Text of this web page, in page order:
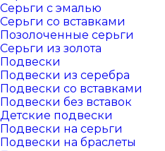
Серьги с эмалью
Серьги со вставками
Позолоченные серьги
Серьги из золота
Подвески
Подвески из серебра
Подвески со вставками
Подвески без вставок
Детские подвески
Подвески на серьги
Подвески на браслеты